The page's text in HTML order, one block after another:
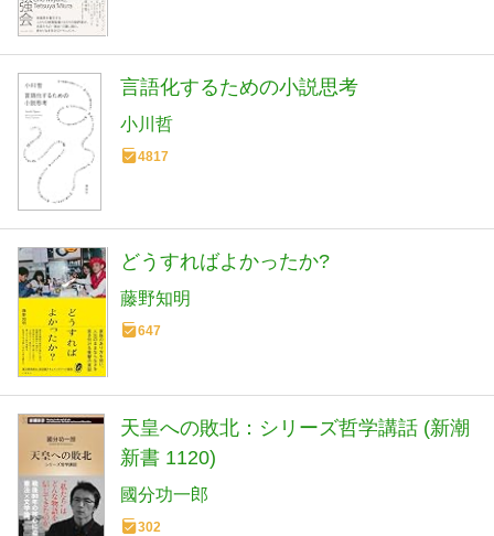
言語化するための小説思考
小川哲
4817
どうすればよかったか?
藤野知明
647
天皇への敗北：シリーズ哲学講話 (新潮
新書 1120)
國分功一郎
302